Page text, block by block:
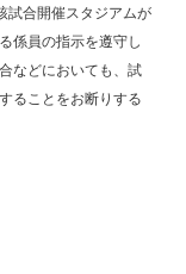
試合開催スタジアムが
係員の指示を遵守し
などにおいても、試
ることをお断りする